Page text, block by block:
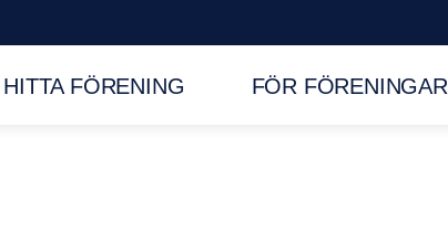
HITTA FÖRENING FÖR FÖRENINGAR